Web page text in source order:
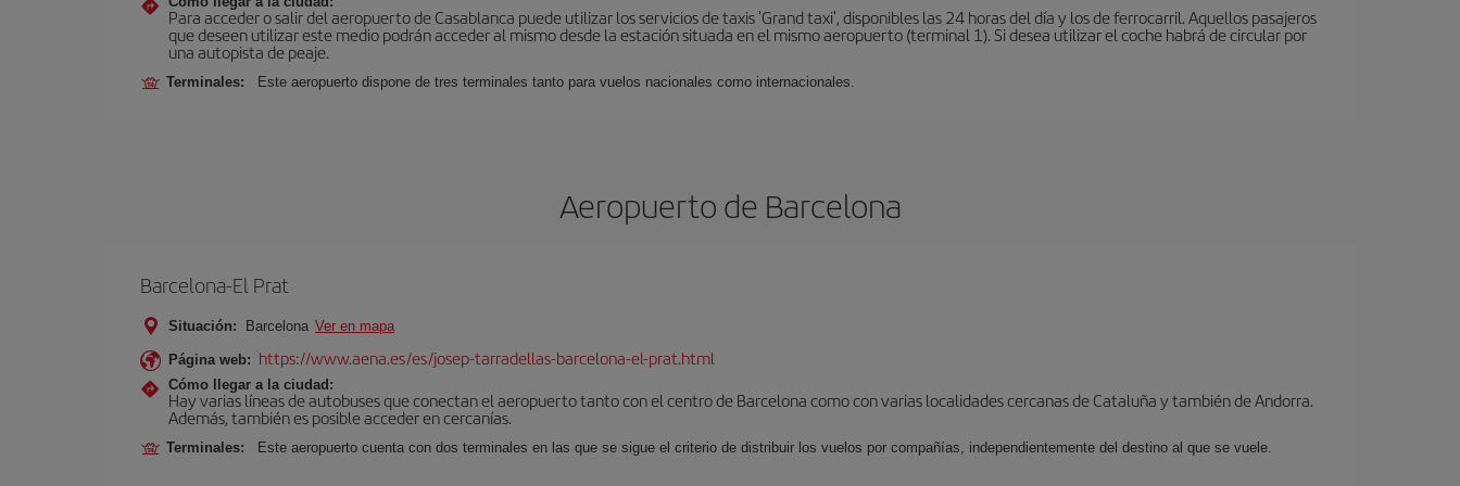
Para acceder o salir del aeropuerto de Casablanca puede utilizar los servicios de taxis 'Grand taxi', disponibles las 24 horas del día y los de ferrocarril. Aquellos pasajeros
que deseen utilizar este medio podrán acceder al mismo desde la estación situada en el mismo aeropuerto (terminal 1). Si desea utilizar el coche habrá de circular por
una autopista de peaje.
Terminales: Este aeropuerto dispone de tres terminales tanto para vuelos nacionales como internacionales.
Aeropuerto de Barcelona
Barcelona-El Prat
Situación: Barcelona Ver en mapa
Página web: https://www.aena.es/es/josep-tarradellas-barcelona-el-prat.html
Cómo llegar a la ciudad:
Hay varias líneas de autobuses que conectan el aeropuerto tanto con el centro de Barcelona como con varias localidades cercanas de Cataluña y también de Andorra.
Además, también es posible acceder en cercanías.
Terminales: Este aeropuerto cuenta con dos terminales en las que se sigue el criterio de distribuir los vuelos por compañías, independientemente del destino al que se vuele.